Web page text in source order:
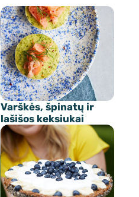
Varškės, špinatų ir
lašišos keksiukai